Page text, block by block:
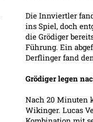
Die Innviertler
ins Spiel, doch
die Grödiger
Führung. Ein
Derflinger fand
Grödiger legen
Nach 20 Minuten
Wikinger. Lucas